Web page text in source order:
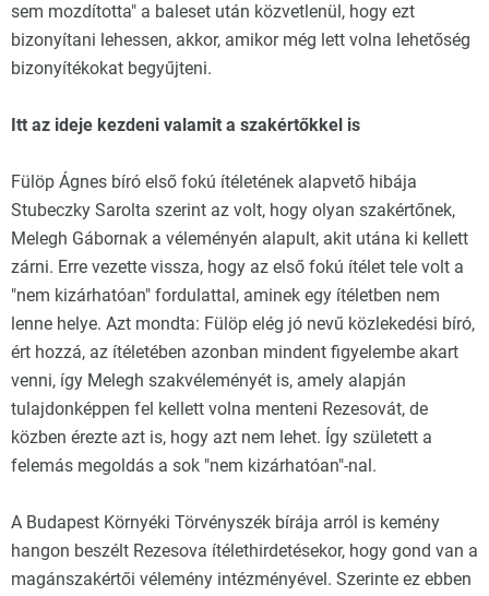
sem mozdította" a baleset után közvetlenül, hogy ezt
bizonyítani lehessen, akkor, amikor még lett volna lehetőség
bizonyítékokat begyűjteni.
Itt az ideje kezdeni valamit a szakértőkkel is
Fülöp Ágnes bíró első fokú ítéletének alapvető hibája
Stubeczky Sarolta szerint az volt, hogy olyan szakértőnek,
Melegh Gábornak a véleményén alapult, akit utána ki kellett
zárni. Erre vezette vissza, hogy az első fokú ítélet tele volt a
"nem kizárhatóan" fordulattal, aminek egy ítéletben nem
lenne helye. Azt mondta: Fülöp elég jó nevű közlekedési bíró,
ért hozzá, az ítéletében azonban mindent figyelembe akart
venni, így Melegh szakvéleményét is, amely alapján
tulajdonképpen fel kellett volna menteni Rezesovát, de
közben érezte azt is, hogy azt nem lehet. Így született a
felemás megoldás a sok "nem kizárhatóan"-nal.
A Budapest Környéki Törvényszék bírája arról is kemény
hangon beszélt Rezesova ítélethirdetésekor, hogy gond van a
magánszakértői vélemény intézményével. Szerinte ez ebben